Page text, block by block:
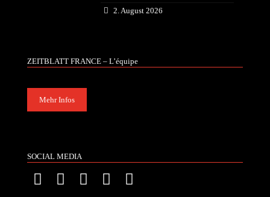
2. August 2026
ZEITBLATT FRANCE – L’équipe
Mehr Infos
SOCIAL MEDIA